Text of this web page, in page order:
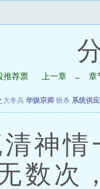
推荐票 上一章 ← 章
大冬兵 华娱宗师 斩杀 系统供
神情
数次